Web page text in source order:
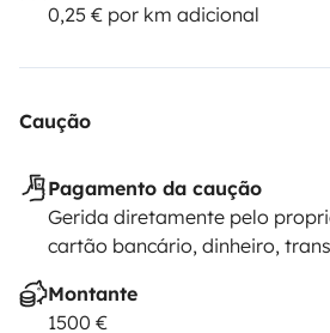
0,25 € por km adicional
Caução
Pagamento da caução
Gerida diretamente pelo
cartão bancário, dinheiro,
Montante
1500 €